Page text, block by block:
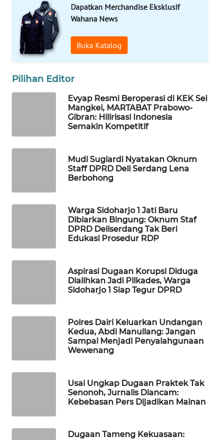
Dapatkan Merchandise Eksklusif
Wahana News
Buka Katalog
Pilihan Editor
Evyap Resmi Beroperasi di KEK Sei
Mangkei, MARTABAT Prabowo-
Gibran: Hilirisasi Indonesia
Semakin Kompetitif
Mudi Sugiardi Nyatakan Oknum
Staff DPRD Deli Serdang Lena
Berbohong
Warga Sidoharjo 1 Jati Baru
Dibiarkan Bingung: Oknum Staf
DPRD Deliserdang Tak Beri
Edukasi Prosedur RDP
Aspirasi Dugaan Korupsi Diduga
Dialihkan Jadi Pilkades, Warga
Sidoharjo 1 Siap Tegur DPRD
Polres Dairi Keluarkan Undangan
Kedua, Abdi Manullang: Jangan
Sampai Menjadi Penyalahgunaan
Wewenang
Usai Ungkap Dugaan Praktek Tak
Senonoh, Jurnalis Diancam:
Kebebasan Pers Dijadikan Mainan
Dugaan Tameng Kekuasaan:
WAHANA
OTOMOTIF
WAHANA
HEALTH
WAHANA
KONSUMEN
LISTRIK
PLN